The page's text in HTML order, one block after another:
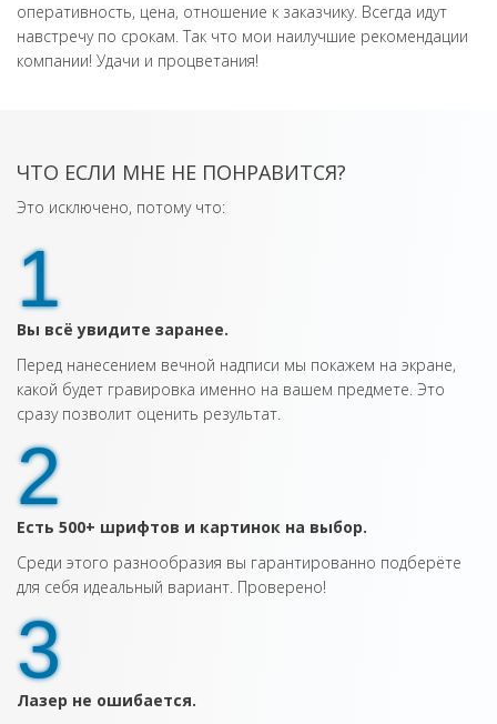
оперативность, цена, отношение к заказчику. Всегда идут
навстречу по срокам. Так что мои наилучшие рекомендации
компании! Удачи и процветания!
ЧТО ЕСЛИ МНЕ НЕ ПОНРАВИТСЯ?
Это исключено, потому что:
1
Вы всё увидите заранее.
Перед нанесением вечной надписи мы покажем на экране,
какой будет гравировка именно на вашем предмете. Это
сразу позволит оценить результат.
2
Есть 500+ шрифтов и картинок на выбор.
Среди этого разнообразия вы гарантированно подберёте
для себя идеальный вариант. Проверено!
3
Лазер не ошибается.